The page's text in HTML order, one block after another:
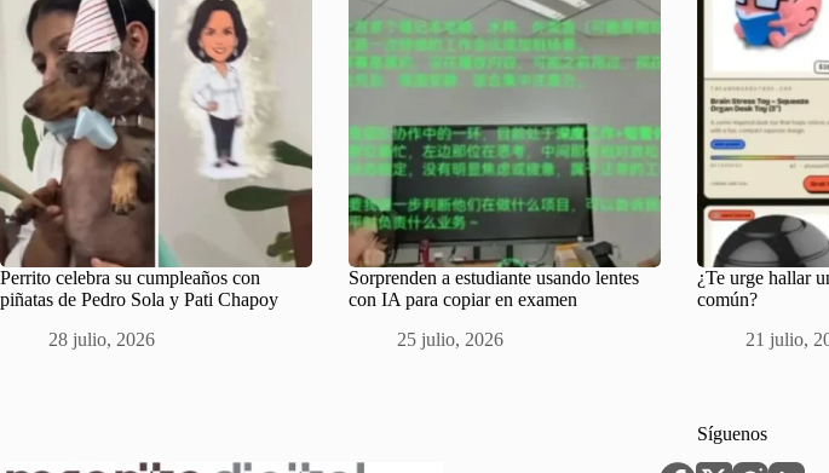
Perrito celebra su cumpleaños con
piñatas de Pedro Sola y Pati Chapoy
28 julio, 2026
Sorprenden a estudiante usando lentes
con IA para copiar en examen
25 julio, 2026
¿Te urge hallar
común?
21 julio,
Síguenos